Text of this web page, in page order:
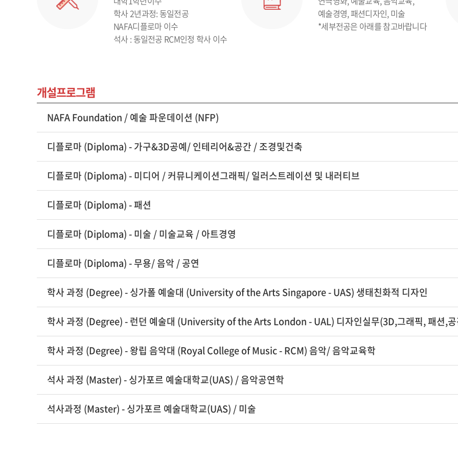
학사 2년과정: 동일전공
NAFA디플로마 이수
석사 : 동일전공 RCM인정 학사 이수
예술경영, 패션디자인, 미술
*세부전공은 아래를 참고바랍니다
개설프로그램
NAFA Foundation / 예술 파운데이션 (NFP)
디플로마 (Diploma) - 가구&3D공예/ 인테리어&공간 / 조경및건축
디플로마 (Diploma) - 미디어 / 커뮤니케이션그래픽/ 일러스트레이션 및 내러티브
디플로마 (Diploma) - 패션
디플로마 (Diploma) - 미술 / 미술교육 / 아트경영
디플로마 (Diploma) - 무용/ 음악 / 공연
학사 과정 (Degree) - 싱가폴 예술대 (University of the Arts Singapore - UAS) 생태친화적 디자인
학사 과정 (Degree) - 런던 예술대 (University of the Arts London - UAL) 디자인실무(3D,그래픽, 패션,
학사 과정 (Degree) - 왕립 음악대 (Royal College of Music - RCM) 음악/ 음악교육학
석사 과정 (Master) - 싱가포르 예술대학교(UAS) / 음악공연학
석사과정 (Master) - 싱가포르 예술대학교(UAS) / 미술